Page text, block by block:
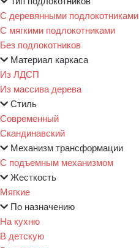
С деревянными подлокотниками
С мягкими подлокотниками
Без подлокотников
Материал каркаса
Из ЛДСП
Из массива дерева
Стиль
Современный
Скандинавский
Механизм трансформации
С подъемным механизмом
Жесткость
Мягкие
По назначению
На кухню
В детскую